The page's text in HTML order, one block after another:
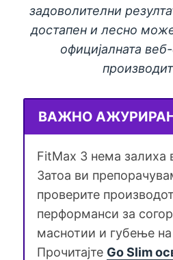
задоволителни
достапен и лесно
официјалната
ВАЖНО
FitMax 3 нема залиха
Затоа ви
проверите
перформанси за
маснотии и губење
Прочитајте Go Slim